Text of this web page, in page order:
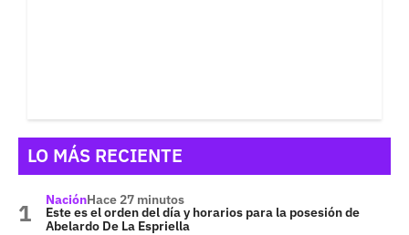
LO MÁS RECIENTE
NaciónHace 27 minutos
Este es el orden del día y horarios para la posesión de
Abelardo De La Espriella